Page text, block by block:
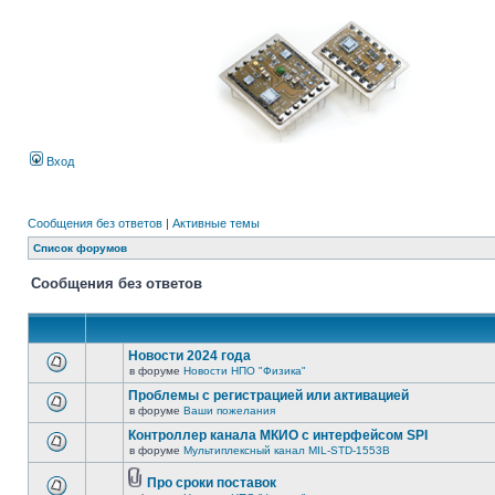
Вход
Сообщения без ответов | Активные темы
Список форумов
Сообщения без ответов
Новости 2024 года
в форуме Новости НПО "Физика"
Проблемы с регистрацией или активацией
в форуме Ваши пожелания
Контроллер канала МКИО с интерфейсом SPI
в форуме Мультиплексный канал MIL-STD-1553B
Про сроки поставок